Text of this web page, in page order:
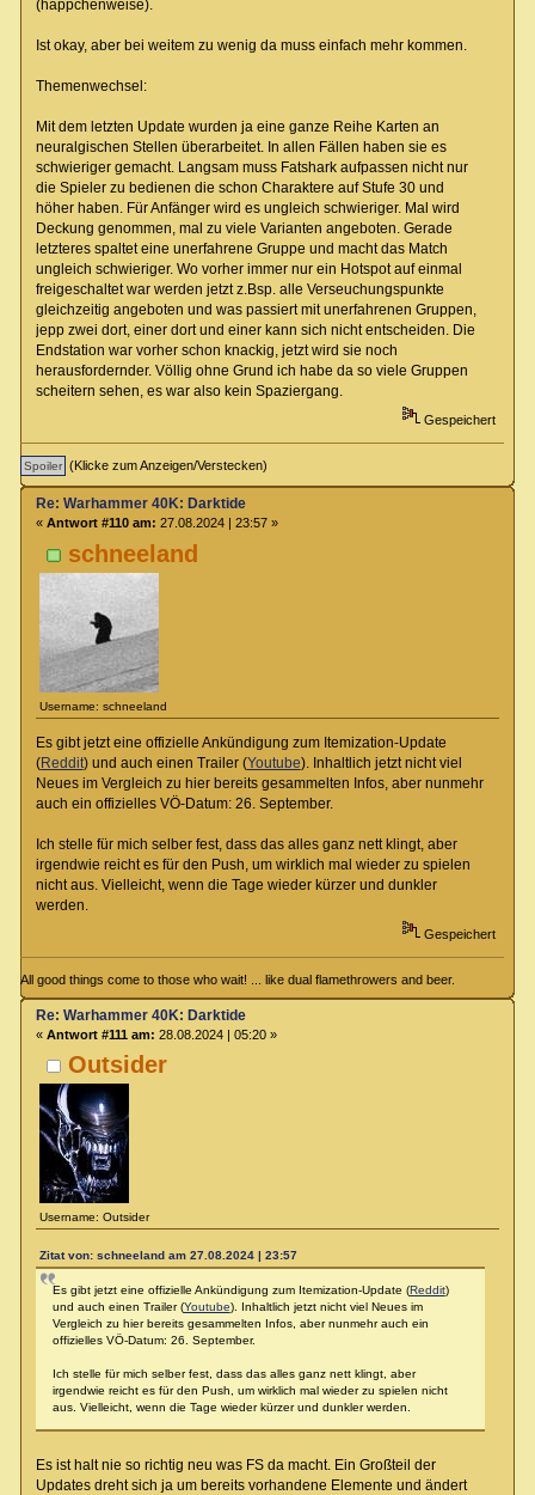
(häppchenweise).
Ist okay, aber bei weitem zu wenig da muss einfach mehr kommen.
Themenwechsel:
Mit dem letzten Update wurden ja eine ganze Reihe Karten an
neuralgischen Stellen überarbeitet. In allen Fällen haben sie es
schwieriger gemacht. Langsam muss Fatshark aufpassen nicht nur
die Spieler zu bedienen die schon Charaktere auf Stufe 30 und
höher haben. Für Anfänger wird es ungleich schwieriger. Mal wird
Deckung genommen, mal zu viele Varianten angeboten. Gerade
letzteres spaltet eine unerfahrene Gruppe und macht das Match
ungleich schwieriger. Wo vorher immer nur ein Hotspot auf einmal
freigeschaltet war werden jetzt z.Bsp. alle Verseuchungspunkte
gleichzeitig angeboten und was passiert mit unerfahrenen Gruppen,
jepp zwei dort, einer dort und einer kann sich nicht entscheiden. Die
Endstation war vorher schon knackig, jetzt wird sie noch
herausfordernder. Völlig ohne Grund ich habe da so viele Gruppen
scheitern sehen, es war also kein Spaziergang.
Gespeichert
(Klicke zum Anzeigen/Verstecken)
schneeland
Username: schneeland
Re: Warhammer 40K: Darktide
« Antwort #110 am: 27.08.2024 | 23:57 »
Es gibt jetzt eine offizielle Ankündigung zum Itemization-Update
(Reddit) und auch einen Trailer (Youtube). Inhaltlich jetzt nicht viel
Neues im Vergleich zu hier bereits gesammelten Infos, aber nunmehr
auch ein offizielles VÖ-Datum: 26. September.
Ich stelle für mich selber fest, dass das alles ganz nett klingt, aber
irgendwie reicht es für den Push, um wirklich mal wieder zu spielen
nicht aus. Vielleicht, wenn die Tage wieder kürzer und dunkler
werden.
Gespeichert
All good things come to those who wait! ... like dual flamethrowers and beer.
Outsider
Username: Outsider
Re: Warhammer 40K: Darktide
« Antwort #111 am: 28.08.2024 | 05:20 »
Zitat von: schneeland am 27.08.2024 | 23:57
Es gibt jetzt eine offizielle Ankündigung zum Itemization-Update (Reddit)
und auch einen Trailer (Youtube). Inhaltlich jetzt nicht viel Neues im
Vergleich zu hier bereits gesammelten Infos, aber nunmehr auch ein
offizielles VÖ-Datum: 26. September.
Ich stelle für mich selber fest, dass das alles ganz nett klingt, aber
irgendwie reicht es für den Push, um wirklich mal wieder zu spielen nicht
aus. Vielleicht, wenn die Tage wieder kürzer und dunkler werden.
Es ist halt nie so richtig neu was FS da macht. Ein Großteil der
Updates dreht sich ja um bereits vorhandene Elemente und ändert